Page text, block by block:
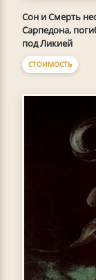
Сон и Смерть
Сарпедона,
под Ликией
СТОИМОСТЬ